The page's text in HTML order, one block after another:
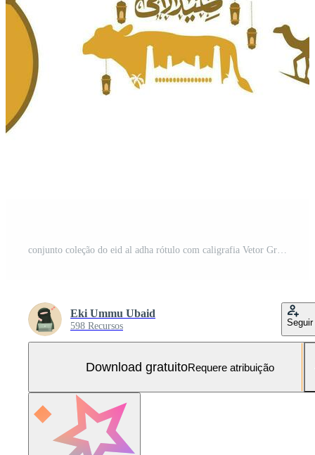
conjunto coleção do eid al adha rótulo com caligrafia Vetor Grátis e SVG Grátis
Eki Ummu Ubaid
598 Recursos Seguir
Download gratuitoRequere atribuição